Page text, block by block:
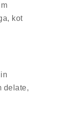
kot
delate,